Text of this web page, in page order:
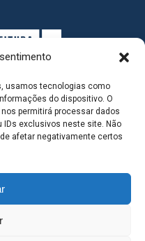
usamos tecnologias como
do dispositivo. O
permitirá processar dados
exclusivos neste site. Não
afetar negativamente certos
MUNICIPAL - Avenida